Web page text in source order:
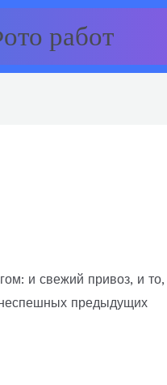
работ
и свежий привоз, и то,
предыдущих